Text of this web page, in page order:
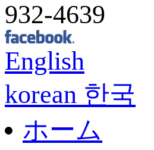
English
korean 한국
ホーム